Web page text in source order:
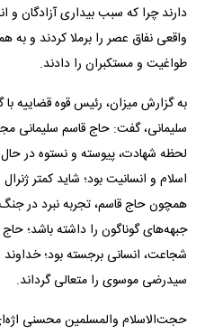
دارند چرا که سبب بیداری آزادگان
واقعی نفاق عصر را برملا کردند و
طواغیت و مستکبران را دادند.
به گزارش میزان، رئیس قوه قضاییه
سلیمانی، گفت: حاج قاسم سلیمانی
لحظه شهادت، پیوسته و نستوه در حال
اسلام و انسانیت بود؛ شاید کمتر
همچون حاج قاسم، تجربه نبرد در
جبهه‌های گوناگون را داشته باشد؛
شجاعت، انسانی برجسته بود؛
سیدرضی موسوی را متعالی گرداند.
حجت‌الاسلام و‌المسلمین محسنی